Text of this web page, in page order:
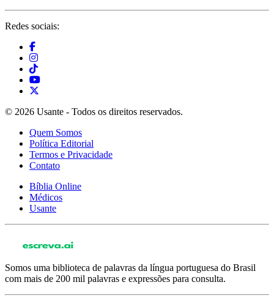
Redes sociais:
© 2026 Usante - Todos os direitos reservados.
Quem Somos
Política Editorial
Termos e Privacidade
Contato
Bíblia Online
Médicos
Usante
Somos uma biblioteca de palavras da língua portuguesa do Brasil
com mais de 200 mil palavras e expressões para consulta.